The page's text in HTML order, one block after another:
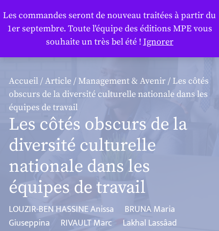
Accueil/Article/ Management & Avenir/ Les côtés
obscurs de la diversité culturelle nationale dans les
équipes de travail
Les côtés obscurs de la
diversité culturelle
nationale dans les
équipes de travail
LOUZIR-BEN HASSINE Anissa
BRUNA Maria
Giuseppina
RIVAULT Marc Lakhal Lassâad
Les commandes seront de nouveau traitées à partir du
1er septembre. Toute l'équipe des éditions MPE vous
souhaite un très bel été ! Ignorer